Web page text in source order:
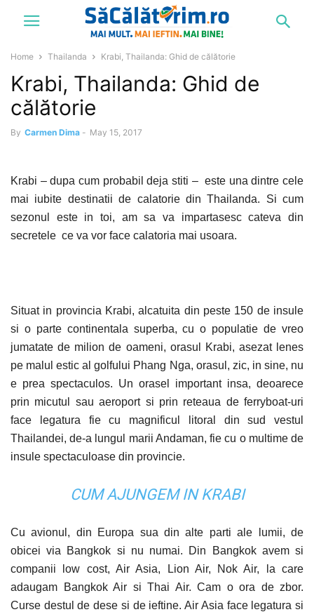
Home Thailanda Krabi, Thailanda: Ghid de călătorie
Krabi, Thailanda: Ghid de
călătorie
By Carmen Dima - May 15, 2017
Krabi – dupa cum probabil deja stiti – este una dintre cele
mai iubite destinatii de calatorie dinThailanda. Si cum
sezonul este in toi, am sa va impartasesc cateva din
secretele ce va vor face calatoria mai usoara.
Situat in provincia Krabi, alcatuita din peste 150 de insule
si o parte continentala superba, cu o populatie de vreo
jumatate de milion de oameni, orasul Krabi, asezat lenes
pe malul estic al golfului Phang Nga, orasul, zic, in sine, nu
e prea spectaculos. Un orasel important insa, deoarece
prin micutul sau aeroport si prin reteaua de ferryboat-uri
face legatura fie cu magnificul litoral din sud vestul
Thailandei, de-a lungul marii Andaman, fie cu o multime de
insule spectaculoase din provincie.
CUM AJUNGEM IN KRABI
Cu avionul, din Europa sua din alte parti ale lumii, de
obicei via Bangkok si nu numai. Din Bangkok avem si
companii low cost, Air Asia, Lion Air, Nok Air, la care
adaugam Bangkok Air si Thai Air. Cam o ora de zbor.
Curse destul de dese si de ieftine. Air Asia face legatura si